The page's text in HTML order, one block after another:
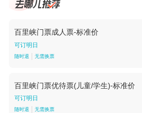
百里峡门票成人票-标准价
可订明日
随时退 无需换票
百里峡门票优待票(儿童/学生)-标准价
可订明日
随时退 无需换票